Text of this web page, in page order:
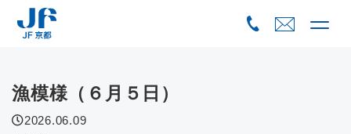
漁模様（６月５日）
2026.06.09